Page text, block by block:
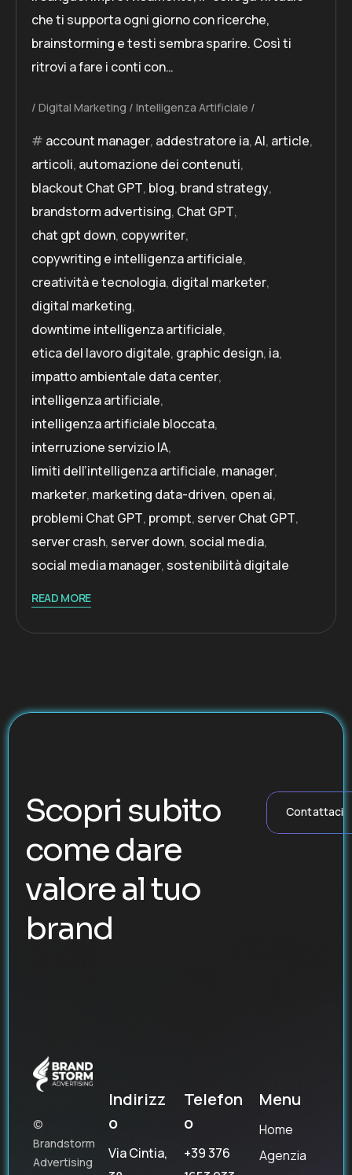
che ti supporta ogni giorno con ricerche,
brainstorming e testi sembra sparire. Così ti
ritrovi a fare i conti con…
Digital Marketing Intelligenza Artificiale
account manager, addestratore ia,AI, article,
articoli, automazione dei contenuti,
blackout Chat GPT, blog, brand strategy,
brandstorm advertising, Chat GPT,
chat gpt down, copywriter,
copywriting e intelligenza artificiale,
creatività e tecnologia, digital marketer,
digital marketing,
downtime intelligenza artificiale,
etica del lavoro digitale, graphic design, ia,
impatto ambientale data center,
intelligenza artificiale,
intelligenza artificiale bloccata,
interruzione servizio IA,
limiti dell’intelligenza artificiale, manager,
marketer, marketing data-driven, open ai,
problemi Chat GPT, prompt, server Chat GPT,
server crash, server down, social media,
social media manager, sostenibilità digitale
READ MORE
Scopri subito
come dare
valore al tuo
brand
Contattaci
©
Brandstorm
Advertising
Indirizz
o
Via Cintia,
Telefon
o
+39 376
Menu
Home
Agenzia